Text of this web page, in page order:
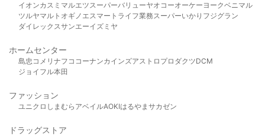
イオンカスミ マルエツスーパーバリューヤオコーオーケー ヨークベニマル
ツルヤマルト オギノ エスマート ライフ業務スーパーいかり フジグラン
ダイレックスサンエーイズミヤ
ホームセンター
島忠 コメリ ナフコ コーナンカインズアストロプロダクツDCM
ジョイフル本田
ファッション
ユニクロ しまむら アベイルAOKIはるやま サカゼン
ドラッグストア